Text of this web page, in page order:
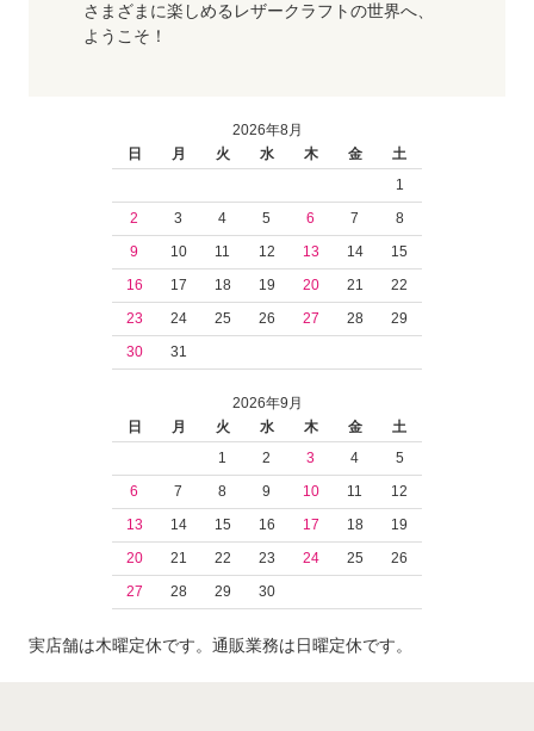
さまざまに楽しめるレザークラフトの世界へ、
ようこそ！
2026年8月
日
月 火 水 木 金
土
1
2
3 4 5 6 7
8
9
10 11 12 13 14
15
16
17 18 19 20 21
22
23
24 25 26 27 28
29
30
31
2026年9月
日
月 火 水 木 金
土
1
2 3 4
5
6
7 8 9 10 11
12
13
14 15 16 17 18
19
20
21 22 23 24 25
26
27
28 29 30
実店舗は木曜定休です。通販業務は日曜定休です。